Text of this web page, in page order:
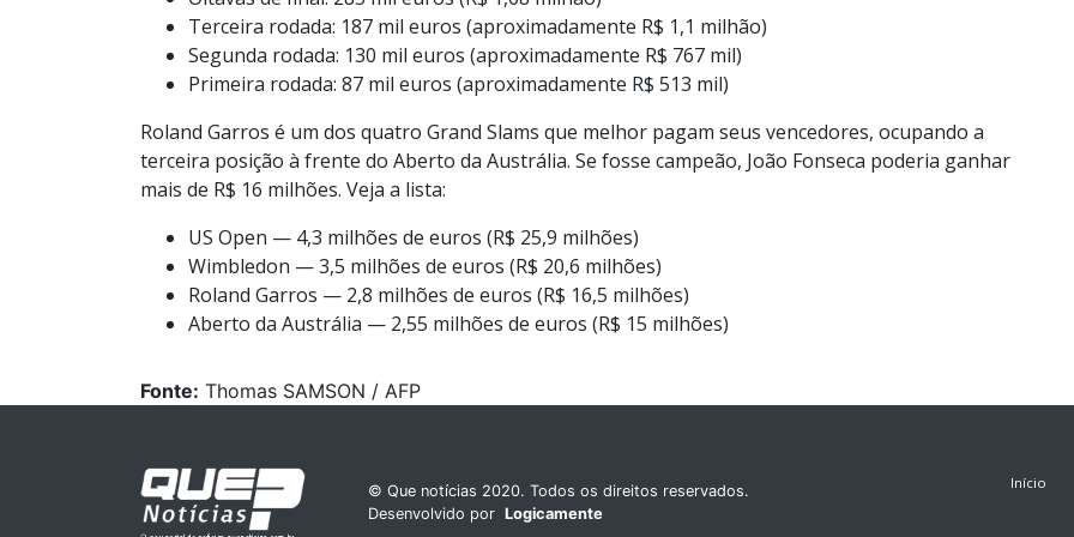
Terceira rodada: 187 mil euros (aproximadamente R$ 1,1 milhão)
Segunda rodada: 130 mil euros (aproximadamente R$ 767 mil)
Primeira rodada: 87 mil euros (aproximadamente R$ 513 mil)
Roland Garros é um dos quatro Grand Slams que melhor pagam seus vencedores, ocupando a
terceira posição à frente do Aberto da Austrália. Se fosse campeão, João Fonseca poderia ganhar
mais de R$ 16 milhões. Veja a lista:
US Open — 4,3 milhões de euros (R$ 25,9 milhões)
Wimbledon — 3,5 milhões de euros (R$ 20,6 milhões)
Roland Garros — 2,8 milhões de euros (R$ 16,5 milhões)
Aberto da Austrália — 2,55 milhões de euros (R$ 15 milhões)
Fonte: Thomas SAMSON / AFP
© Que notícias 2020. Todos os direitos reservados.
Desenvolvido por Logicamente
Início